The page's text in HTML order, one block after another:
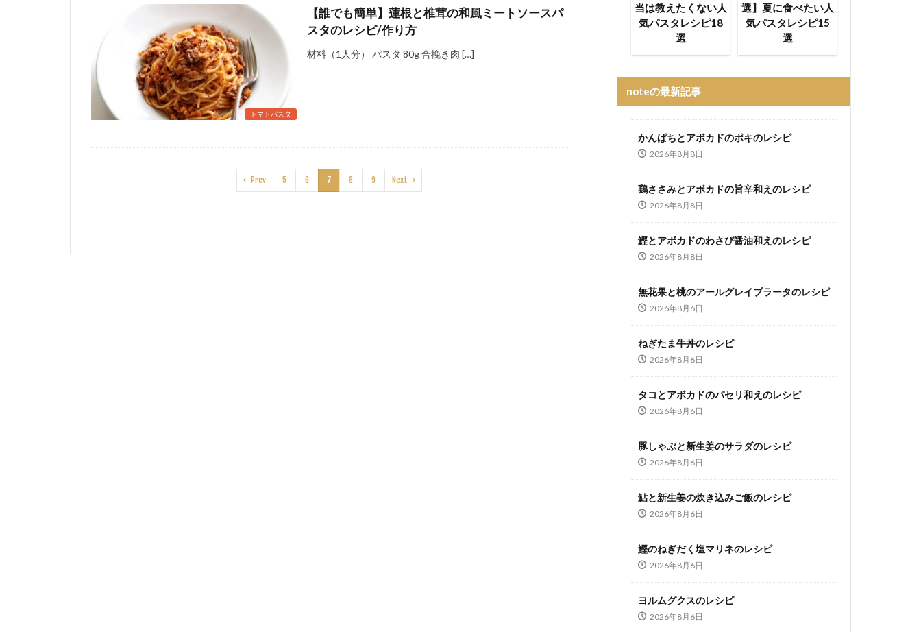
トマトパスタ
【誰でも簡単】蓮根と椎茸の和風ミートソースパ
スタのレシピ/作り方
材料（1人分） パスタ 80g 合挽き肉 […]
Prev 5 6 7 8 9 Next
当は教えたくない人
気パスタレシピ18
選
選】夏に食べたい人
気パスタレシピ15
選
noteの最新記事
かんぱちとアボカドのポキのレシピ
2026年8月8日
鶏ささみとアボカドの旨辛和えのレシピ
2026年8月8日
鰹とアボカドのわさび醤油和えのレシピ
2026年8月8日
無花果と桃のアールグレイブラータのレシピ
2026年8月6日
ねぎたま牛丼のレシピ
2026年8月6日
タコとアボカドのパセリ和えのレシピ
2026年8月6日
豚しゃぶと新生姜のサラダのレシピ
2026年8月6日
鮎と新生姜の炊き込みご飯のレシピ
2026年8月6日
鰹のねぎだく塩マリネのレシピ
2026年8月6日
ヨルムグクスのレシピ
2026年8月6日